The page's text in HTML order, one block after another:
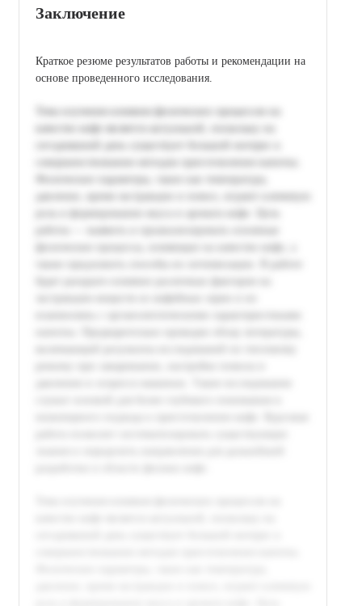
Заключение
Краткое резюме результатов работы и рекомендации на
основе проведенного исследования.